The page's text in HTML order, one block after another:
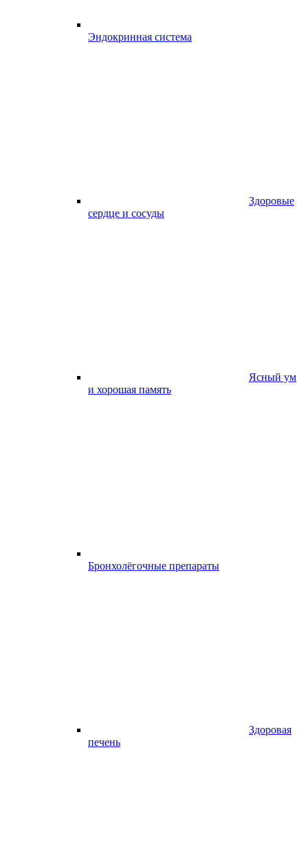
Эндокринная система
Здоровые
сердце и сосуды
Ясный ум
и хорошая память
Бронхолёгочные препараты
Здоровая
печень